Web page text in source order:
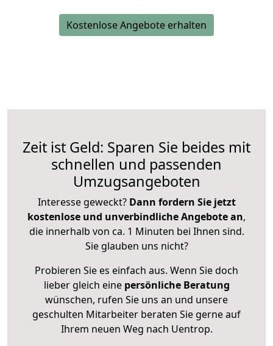
Kostenlose Angebote erhalten
Zeit ist Geld: Sparen Sie beides mit
schnellen und passenden
Umzugsangeboten
Interesse geweckt? Dann fordern Sie jetzt
kostenlose und unverbindliche Angebote an,
die innerhalb von ca. 1 Minuten bei Ihnen sind.
Sie glauben uns nicht?
Probieren Sie es einfach aus. Wenn Sie doch
lieber gleich eine persönliche Beratung
wünschen, rufen Sie uns an und unsere
geschulten Mitarbeiter beraten Sie gerne auf
Ihrem neuen Weg nach Uentrop.